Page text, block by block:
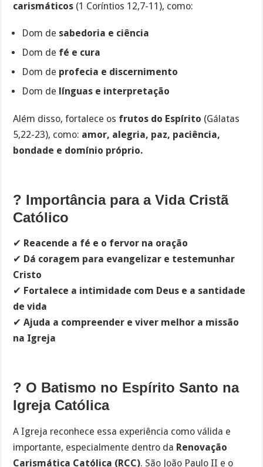
carismáticos (1 Coríntios 12,7-11), como:
Dom de sabedoria e ciência
Dom de fé e cura
Dom de profecia e discernimento
Dom de línguas e interpretação
Além disso, fortalece os frutos do Espírito (Gálatas
5,22-23), como: amor, alegria, paz, paciência,
bondade e domínio próprio.
? Importância para a Vida Cristã
Católico
✔ Reacende a fé e o fervor na oração
✔ Dá coragem para evangelizar e testemunhar
Cristo
✔ Fortalece a intimidade com Deus e a santidade
de vida
✔Ajuda a compreender e viver melhor a missão
na Igreja
? O Batismo no Espírito Santo na
Igreja Católica
A Igreja reconhece essa experiência como válida e
importante, especialmente dentro da Renovação
Carismática Católica (RCC). São João Paulo II e o